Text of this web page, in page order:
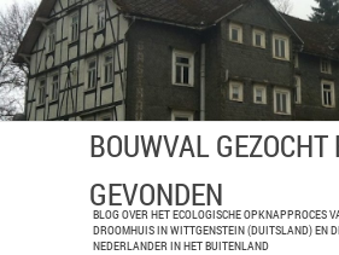
BOUWVAL GEZOCHT
GEVONDEN
BLOG OVER HET ECOLOGISCHE OPKNAPPROCES
DROOMHUIS IN WITTGENSTEIN (DUITSLAND) EN
NEDERLANDER IN HET BUITENLAND